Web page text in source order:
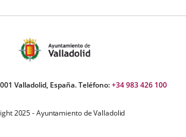
Valladolid, España. Teléfono:+34 983 426 100
2025 - Ayuntamiento de Valladolid